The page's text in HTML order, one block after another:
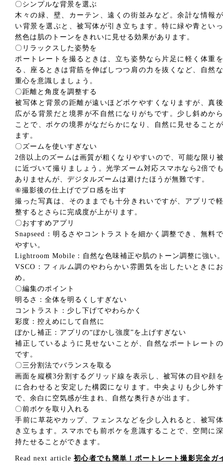
〇シンプルな背景を選ぶ
木々の緑、壁、カーテン、遠くの街並みなど。余計な情報
い背景を選ぶと、被写体が引き立ちます。特に緑や青とい
然色は肌のトーンをきれいに見せる効果があります。
〇リラックスした姿勢を
ポートレートを撮るときは、立ち姿勢なら片足に軽く体重
る、座るときは背筋を伸ばしつつ肩の力を抜くなど、自然
重心を意識しましょう。
〇距離と角度を調整する
被写体と背景の距離が遠いほどボケやすくなりますが、真
広がる背景だと境界が不自然になりがちです。少し斜めか
ことで、ボケの境界がなだらかになり、自然に見せること
ます。
〇ズームを使いすぎない
2倍以上のズームは画質が粗くなりやすいので、可能な限り
に近づいて撮りましょう。光学ズーム対応スマホなら2倍で
ありませんが、デジタルズームは避けたほうが無難です。
⑥撮影後の仕上げでプロ感を出す
撮った写真は、そのままでも十分きれいですが、アプリで
整するとさらに完成度が上がります。
〇おすすめアプリ
Snapseed：明るさやコントラストを細かく調整でき、無料
やすい。
Lightroom Mobile：自然な色味補正や肌のトーン調整に強い
VSCO：フィルム調のやわらかい雰囲気を出したいときに
め。
〇編集のポイント
明るさ：全体を明るくしすぎない
コントラスト：少し下げてやわらかく
彩度：控えめにして自然に
ぼかし補正：アプリの“ぼかし強度”を上げすぎない
補正しているように見せないことが、自然なポートレート
です。
〇三分割法でバランスを取る
画面を縦横3分割するグリッド線を表示し、被写体の目や顔
に合わせると安定した構図になります。中央よりも少し外
で、余白に空気感が生まれ、自然な奥行きが出ます。
〇前ボケを取り入れる
手前に草花やカップ、フェンスなどを少し入れると、被写
き立ちます。スマホでも前ボケを意識することで、空間に
持たせることができます。
Read next article初心者でも簡単！ポートレート撮影完全ガ